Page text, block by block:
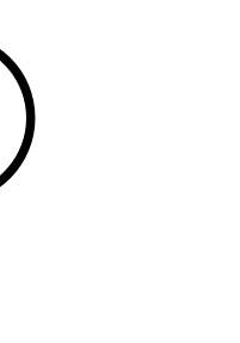
Skenstyrningar